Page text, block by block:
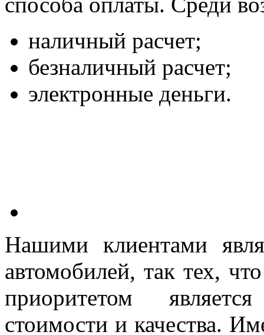
​наличный расчет;
​безналичный расчет;
​электронные деньги.
Нашими клиентами
автомобилей, так тех,
приоритетом
стоимости и качества.